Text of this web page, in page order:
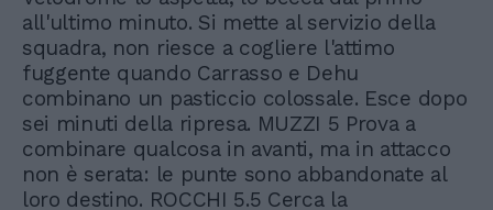
all'ultimo minuto. Si mette al servizio della
squadra, non riesce a cogliere l'attimo
fuggente quando Carrasso e Dehu
combinano un pasticcio colossale. Esce dopo
sei minuti della ripresa. MUZZI 5 Prova a
combinare qualcosa in avanti, ma in attacco
non è serata: le punte sono abbandonate al
loro destino. ROCCHI 5.5 Cerca la